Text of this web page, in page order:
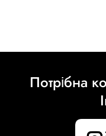
Потрібна